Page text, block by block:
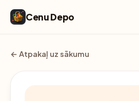
Cenu Depo
← Atpakaļ uz sākumu